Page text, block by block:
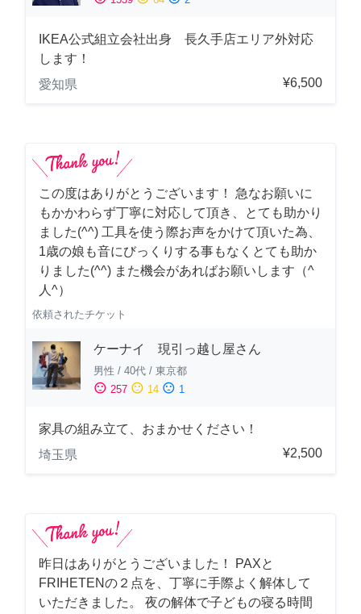
IKEA公式組立会社出身 長久手店エリア外対応
します！
愛知県
¥6,500
この度はありがとうございます！ 急なお願いに
もかかわらず丁寧に対応して頂き、とても助かり
ました(^^) 工具を使う際お声をかけて頂いた為、
1歳の娘も音にびっくりする事もなくとても助か
りました(^^) また機会があればお願いします（^
人^）
依頼されたチケット
ケーナイ 現引っ越し屋さん
男性 / 40代 / 東京都
sentiment_satisfied 257 sentiment_neutral 14 sentiment_dissatisfied 1
家具の組み立て、おまかせください！
埼玉県
¥2,500
昨日はありがとうございました！ PAXと
FRIHETENの２点を、丁寧に手際よく解体して
いただきました。 夜の解体で子どもの寝る時間